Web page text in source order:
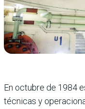
En octubre de 1984
técnicas y